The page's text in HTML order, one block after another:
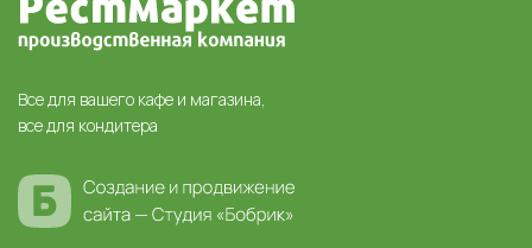
Все для вашего кафе и магазина,
все для кондитера